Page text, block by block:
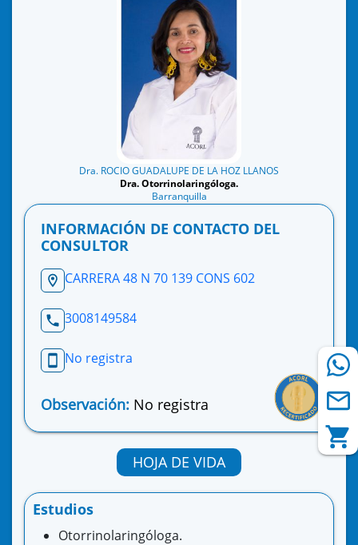
Dra. ROCIO GUADALUPE DE LA HOZ LLANOS
Dra. Otorrinolaringóloga.
Barranquilla
INFORMACIÓN DE CONTACTO DEL
CONSULTOR
CARRERA 48 N 70 139 CONS 602
3008149584
No registra
Observación: No registra
HOJA DE VIDA
Estudios
Otorrinolaringóloga.